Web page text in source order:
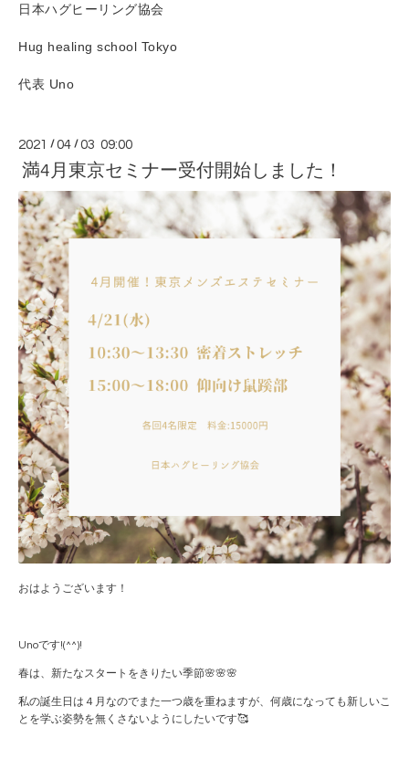
日本ハグヒーリング協会
Hug healing school Tokyo
代表 Uno
2021 /04 /03 09:00
満4月東京セミナー受付開始しました！
おはようございます！
Unoです!(^^)!
春は、新たなスタートをきりたい季節🌸🌸🌸
私の誕生日は４月なのでまた一つ歳を重ねますが、何歳になっても新しいこ
とを学ぶ姿勢を無くさないようにしたいです🥰